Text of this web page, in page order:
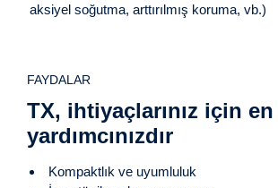
aksiyel soğutma, arttırılmış koruma, vb.)
FAYDALAR
TX, ihtiyaçlarınız için
yardımcınızdır
Kompaktlık ve uyumluluk